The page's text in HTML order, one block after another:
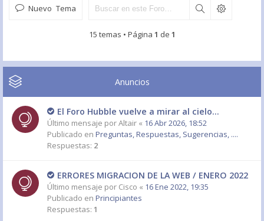
Nuevo Tema
15 temas • Página 1 de 1
Anuncios
El Foro Hubble vuelve a mirar al cielo...
Último mensaje porAltair « 16 Abr 2026, 18:52
Publicado en Preguntas, Respuestas, Sugerencias, ....
Respuestas: 2
ERRORES MIGRACION DE LA WEB / ENERO 2022
Último mensaje por Cisco « 16 Ene 2022, 19:35
Publicado en Principiantes
Respuestas: 1